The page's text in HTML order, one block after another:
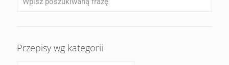
Przepisy wg kategorii